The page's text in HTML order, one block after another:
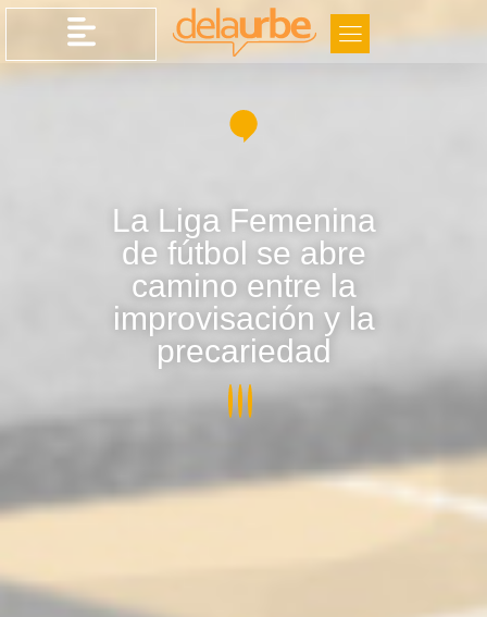
La Liga Femenina
de fútbol se abre
camino entre la
improvisación y la
precariedad